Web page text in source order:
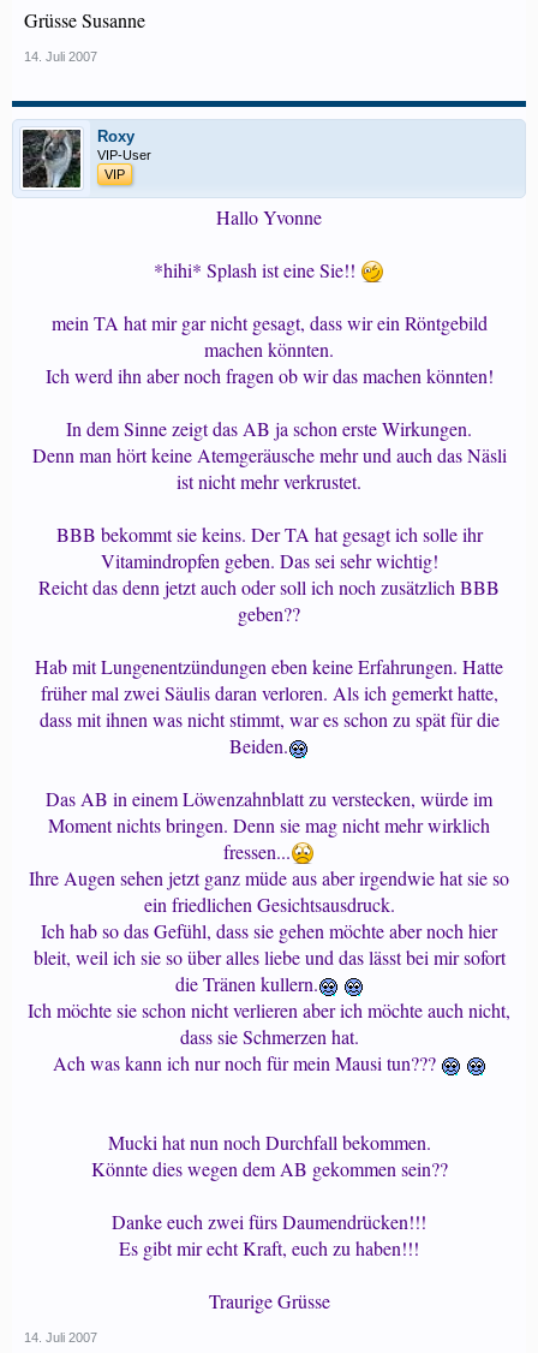
Grüsse Susanne
14. Juli 2007
Roxy
VIP-User
VIP
Hallo Yvonne
*hihi* Splash ist eine Sie!!
mein TA hat mir gar nicht gesagt, dass wir ein Röntgebild
machen könnten.
Ich werd ihn aber noch fragen ob wir das machen könnten!
In dem Sinne zeigt das AB ja schon erste Wirkungen.
Denn man hört keine Atemgeräusche mehr und auch das Näsli
ist nicht mehr verkrustet.
BBB bekommt sie keins. Der TA hat gesagt ich solle ihr
Vitamindropfen geben. Das sei sehr wichtig!
Reicht das denn jetzt auch oder soll ich noch zusätzlich BBB
geben??
Hab mit Lungenentzündungen eben keine Erfahrungen. Hatte
früher mal zwei Säulis daran verloren. Als ich gemerkt hatte,
dass mit ihnen was nicht stimmt, war es schon zu spät für die
Beiden.
Das AB in einem Löwenzahnblatt zu verstecken, würde im
Moment nichts bringen. Denn sie mag nicht mehr wirklich
fressen...
Ihre Augen sehen jetzt ganz müde aus aber irgendwie hat sie so
ein friedlichen Gesichtsausdruck.
Ich hab so das Gefühl, dass sie gehen möchte aber noch hier
bleit, weil ich sie so über alles liebe und das lässt bei mir sofort
die Tränen kullern.
Ich möchte sie schon nicht verlieren aber ich möchte auch nicht,
dass sie Schmerzen hat.
Ach was kann ich nur noch für mein Mausi tun???
Mucki hat nun noch Durchfall bekommen.
Könnte dies wegen dem AB gekommen sein??
Danke euch zwei fürs Daumendrücken!!!
Es gibt mir echt Kraft, euch zu haben!!!
Traurige Grüsse
14. Juli 2007